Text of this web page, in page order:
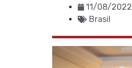
11/08/2022
Brasil